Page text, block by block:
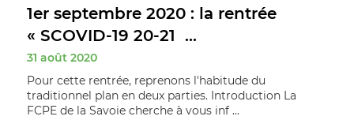
1er septembre 2020 : la rentrée
« SCOVID-19 20-21 ...
31 août 2020
Pour cette rentrée, reprenons l'habitude du
traditionnel plan en deux parties. Introduction La
FCPE de la Savoie cherche à vous inf ...